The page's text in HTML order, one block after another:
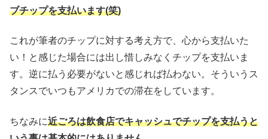
ブチップを支払います(笑)
これが筆者のチップに対する考え方で、心から支払いた
い！と感じた場合には出し惜しみなくチップを支払いま
す。逆に払う必要がないと感じれば払わない。そういうス
タンスでいつもアメリカでの滞在をしています。
ちなみに近ごろは飲食店でキャッシュでチップを支払うと